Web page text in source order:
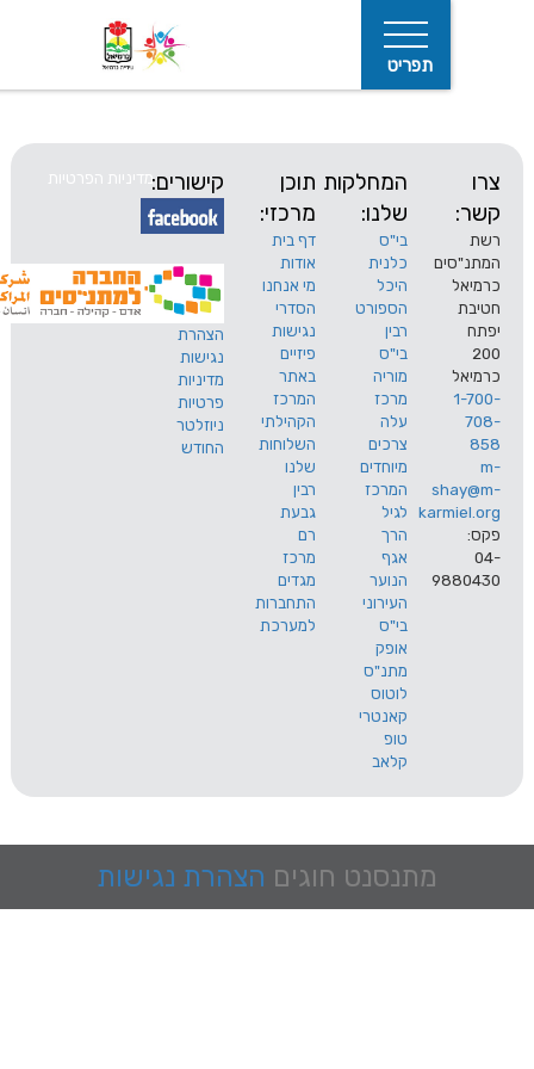
המחלקות
שלנו:
בי"ס
כלנית
היכל
הספורט
רבין
בי"ס
מוריה
מרכז
עלה
צרכים
מיוחדים
המרכז
לגיל
הרך
אגף
הנוער
תוכן
מרכזי:
דף בית
אודות
מי אנחנו
הסדרי
נגישות
פיזיים
באתר
המרכז
הקהילתי
השלוחות
שלנו
רבין
גבעת
רם
מרכז
מגדים
התחברות
למערכת
קישורים:
הצהרת
נגישות
מדיניות
פרטיות
ניוזלטר
החודש
מדיניות הפרטיות
מתנסנט חוגים הצהרת נגישות